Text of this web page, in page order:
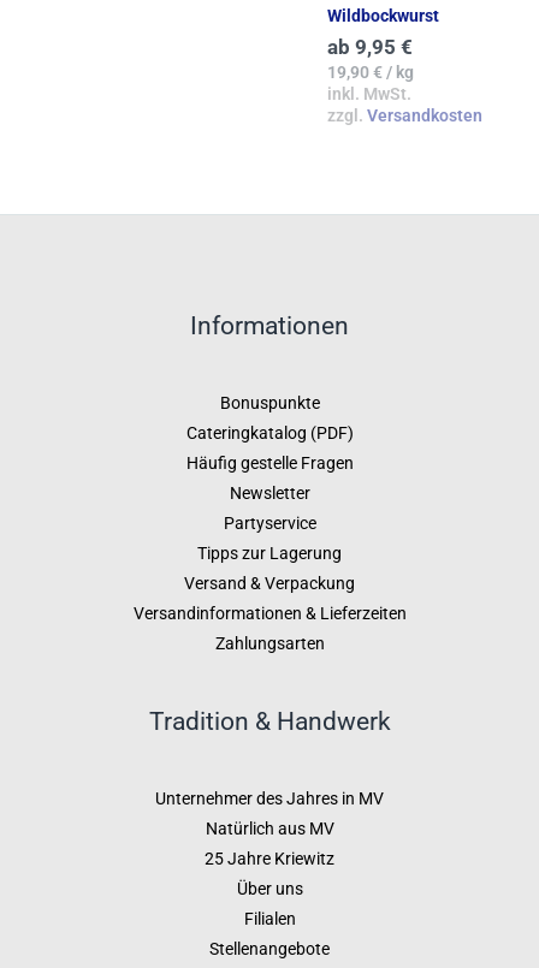
Wildbockwurst
ab 9,95 €
19,90€/ kg
inkl. MwSt.
zzgl. Versandkosten
Informationen
Bonuspunkte
Cateringkatalog (PDF)
Häufig gestelle Fragen
Newsletter
Partyservice
Tipps zur Lagerung
Versand & Verpackung
Versandinformationen & Lieferzeiten
Zahlungsarten
Tradition & Handwerk
Unternehmer des Jahres in MV
Natürlich aus MV
25 Jahre Kriewitz
Über uns
Filialen
Stellenangebote